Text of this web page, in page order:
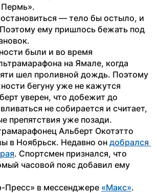
— тело бы остыло, и
ему пришлось бежать под
были и во время
на Ямале, когда
шел проливной дождь. Поэтому
бегуну уже не кажутся
уверен, что добежит до
не собирается и считает,
препятствия уже позади.
Альберт Окотэтто
в Ноябрьск. Недавно он добрался
. Спортсмен признался, что
часовой пояс добавил ему
Пресс» в мессенджере «Макс».